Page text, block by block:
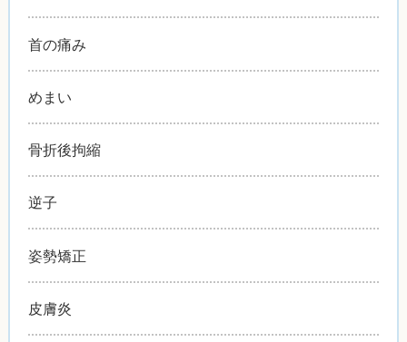
首の痛み
めまい
骨折後拘縮
逆子
姿勢矯正
皮膚炎